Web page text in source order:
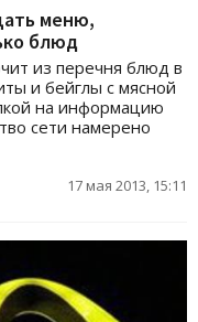
меню,
блюд
из перечня блюд в
и бейглы с мясной
на информацию
сети намерено
17 мая 2013, 15:11